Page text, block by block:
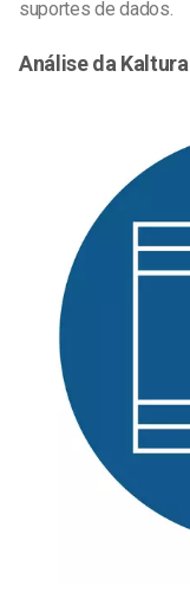
suportes de dados.
Análise da Kaltura